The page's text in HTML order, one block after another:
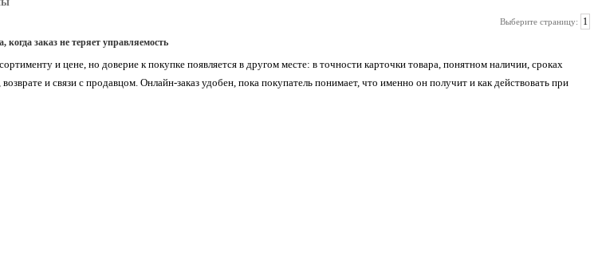
Выберите страницу: 1
когда заказ не теряет управляемость
и цене, но доверие к покупке появляется в другом месте: в точности карточки товара, понятном наличии, сроках
и связи с продавцом. Онлайн-заказ удобен, пока покупатель понимает, что именно он получит и как действовать при